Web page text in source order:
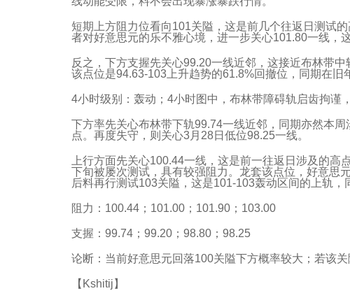
短期上方阻力位看向101关隘，这是前几个往返日测试
者对好意思元的乐不雅心境，进一步关心101.80一线，
反之，下方支握先关心99.20一线近邻，这接近布林带
该点位是94.63-103上升趋势的61.8%回撤位，同期在旧
4小时级别：轰动；4小时图中，布林带障碍轨启齿拘谨
下方率先关心布林带下轨99.74一线近邻，同期亦然本
点。再度失守，则关心3月28日低位98.25一线。
上行方面先关心100.44一线，这是前一往返日涉及的
下旬被屡次测试，具有较强阻力。龙套该点位，好意思
后料再行测试103关隘，这是101-103轰动区间的上轨，
阻力：100.44；101.00；101.90；103.00
支握：99.74；99.20；98.80；98.25
论断：当前好意思元回落100关隘下方概率较大；若该
【Kshitij】